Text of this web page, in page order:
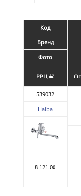
Код
Бренд
Фото
РРЦ a
539032
Haiba
8 121.00